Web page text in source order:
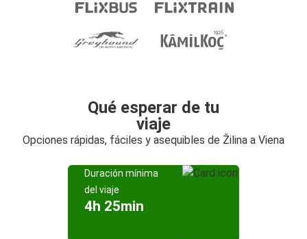
Qué esperar de tu
viaje
Opciones rápidas, fáciles y asequibles de Žilina a Viena
Duración mínima
del viaje
4h 25min